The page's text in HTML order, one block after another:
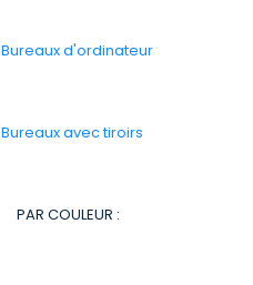
Bureaux d'ordinateur
Bureaux avec tiroirs
PAR COULEUR :